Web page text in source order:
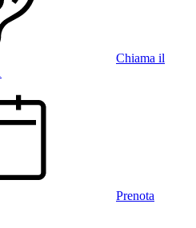
Chiama il
Prenota